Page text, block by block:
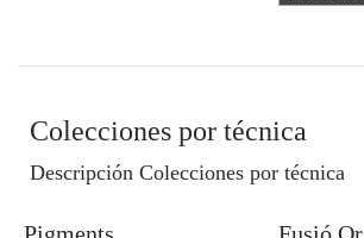
Colecciones por técnica
Descripción Colecciones por técnica